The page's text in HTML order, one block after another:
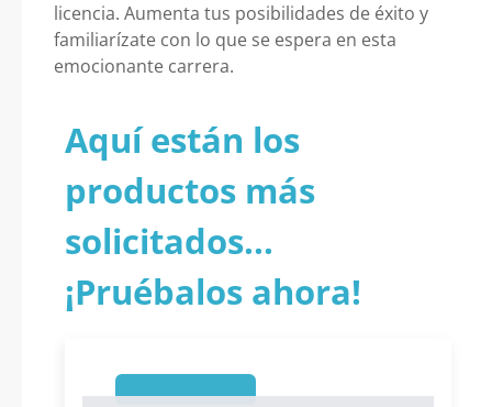
licencia. Aumenta tus posibilidades de éxito y
familiarízate con lo que se espera en esta
emocionante carrera.
Aquí están los
productos más
solicitados...
¡Pruébalos ahora!